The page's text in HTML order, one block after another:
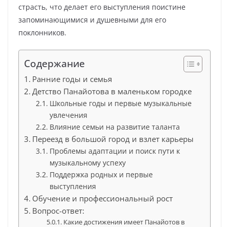
страсть, что делает его выступления поистине
запоминающимися и душевными для его
поклонников.
Содержание
Ранние годы и семья
Детство Панайотова в маленьком городке
Школьные годы и первые музыкальные
увлечения
Влияние семьи на развитие таланта
Переезд в большой город и взлет карьеры
Проблемы адаптации и поиск пути к
музыкальному успеху
Поддержка родных и первые
выступления
Обучение и профессиональный рост
Вопрос-ответ:
Какие достижения имеет Панайотов в